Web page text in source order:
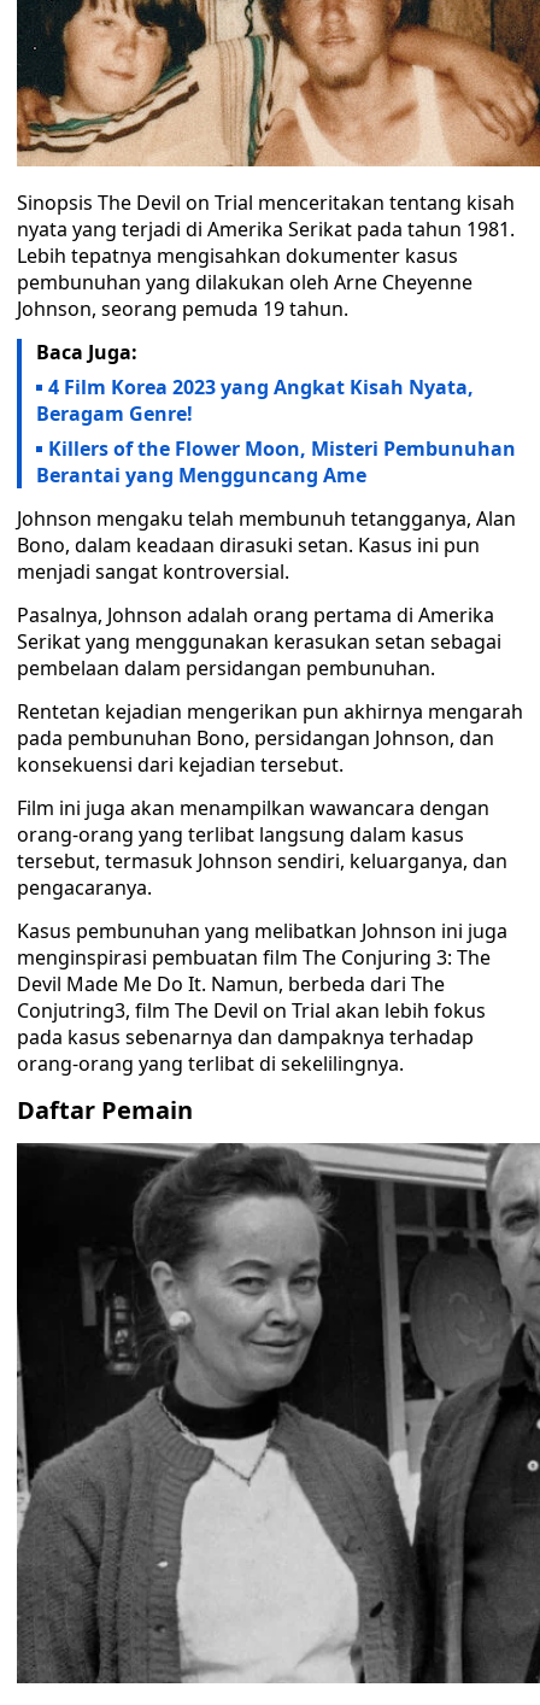
Sinopsis The Devil on Trial menceritakan tentang kisah
nyata yang terjadi di Amerika Serikat pada tahun 1981.
Lebih tepatnya mengisahkan dokumenter kasus
pembunuhan yang dilakukan oleh Arne Cheyenne
Johnson, seorang pemuda 19 tahun.
Baca Juga:
4 Film Korea 2023 yang Angkat Kisah Nyata,
Beragam Genre!
Killers of the Flower Moon, Misteri Pembunuhan
Berantai yang Mengguncang Ame
Johnson mengaku telah membunuh tetangganya, Alan
Bono, dalam keadaan dirasuki setan. Kasus ini pun
menjadi sangat kontroversial.
Pasalnya, Johnson adalah orang pertama di Amerika
Serikat yang menggunakan kerasukan setan sebagai
pembelaan dalam persidangan pembunuhan.
Rentetan kejadian mengerikan pun akhirnya mengarah
pada pembunuhan Bono, persidangan Johnson, dan
konsekuensi dari kejadian tersebut.
Film ini juga akan menampilkan wawancara dengan
orang-orang yang terlibat langsung dalam kasus
tersebut, termasuk Johnson sendiri, keluarganya, dan
pengacaranya.
Kasus pembunuhan yang melibatkan Johnson ini juga
menginspirasi pembuatan film The Conjuring 3: The
Devil Made Me Do It. Namun, berbeda dari The
Conjutring3, film The Devil on Trial akan lebih fokus
pada kasus sebenarnya dan dampaknya terhadap
orang-orang yang terlibat di sekelilingnya.
Daftar Pemain